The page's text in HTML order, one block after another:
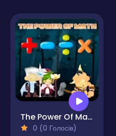
The Power Of Math
0 (0 Голосів)